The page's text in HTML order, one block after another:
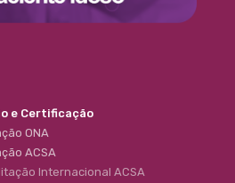
e Certificação
ONA
ACSA
Internacional ACSA